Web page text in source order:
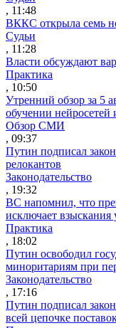
, 11:48
ВККС открыла семь
Судьи
, 11:28
Власти обсуждают
Практика
, 10:50
Утренний обзор за 5
обучении
Обзор СМИ
, 09:37
Путин подписал
релокантов
Законодательство
, 19:32
ВС напомнил, что
исключает взыскания
Практика
, 18:02
Путин освободил
миноритариям при
Законодательство
, 17:16
Путин подписал
всей цепочке